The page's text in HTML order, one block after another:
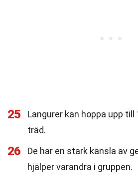
25
Langurer kan hoppa upp
träd.
26
De har en stark känsla av
hjälper varandra i gruppen.